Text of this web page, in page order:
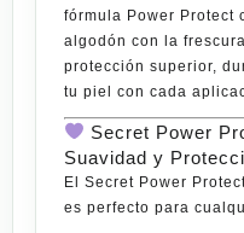
fórmula Power Protect
algodón con la
protección superior,
tu piel con cada
Secret Power
Suavidad y
El Secret Power
es perfecto para